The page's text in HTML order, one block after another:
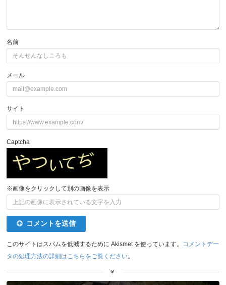
名前
メール
サイト
Captcha
※画像をクリックして別の画像を表示
コメントを送信
このサイトはスパムを低減するために Akismet を使っています。
コメントデー
タの処理方法の詳細はこちらをご覧ください。